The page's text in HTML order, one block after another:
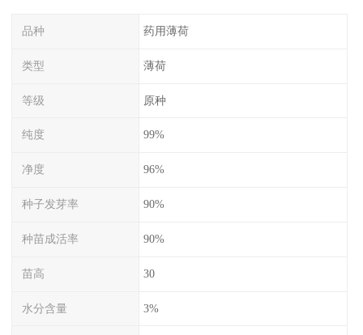
品种 药用薄荷
类型 薄荷
等级 原种
纯度 99%
净度 96%
种子发芽率 90%
种苗成活率 90%
苗高 30
水分含量 3%